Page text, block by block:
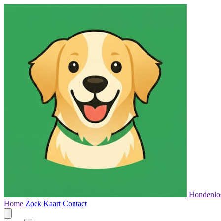
Home Zoek Kaart Contact